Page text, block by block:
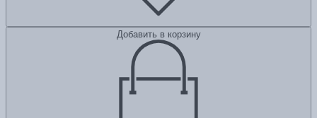
Добавить в корзину